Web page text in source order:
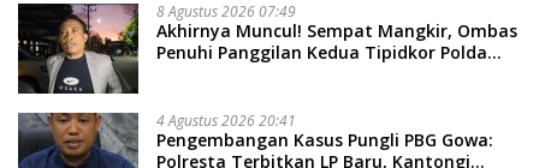
8 Agustus 2026 07:49
Akhirnya Muncul! Sempat Mangkir, Ombas
Penuhi Panggilan Kedua Tipidkor Polda
4 Agustus 2026 20:41
Pengembangan Kasus Pungli PBG Gowa:
Polresta Terbitkan LP Baru, Kantongi